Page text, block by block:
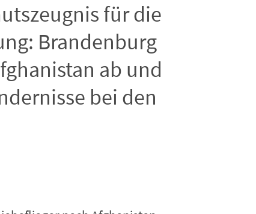
für die
Brandenburg
ab und
bei den